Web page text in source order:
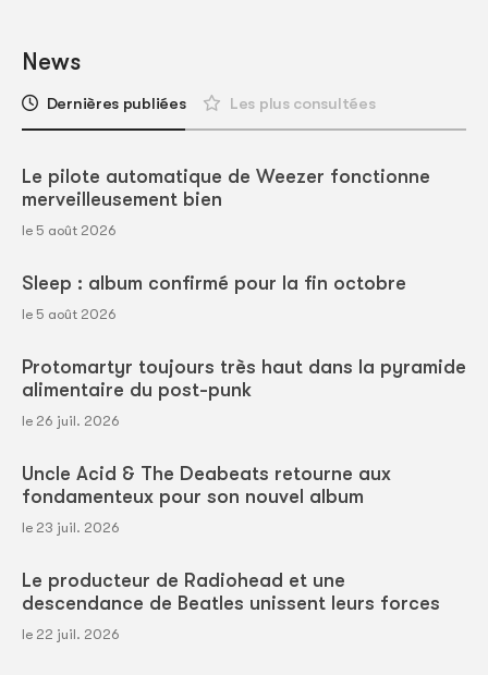
News
Dernières publiées Les plus consultées
Le pilote automatique de Weezer fonctionne
merveilleusement bien
le 5 août 2026
Sleep : album confirmé pour la fin octobre
le 5 août 2026
Protomartyr toujours très haut dans la pyramide
alimentaire du post-punk
le 26 juil. 2026
Uncle Acid & The Deabeats retourne aux
fondamenteux pour son nouvel album
le 23 juil. 2026
Le producteur de Radiohead et une
descendance de Beatles unissent leurs forces
le 22 juil. 2026